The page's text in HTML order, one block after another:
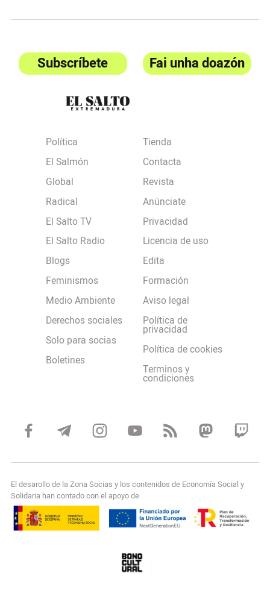
Subscríbete Fai unha doazón
Política
El Salmón
Global
Radical
El Salto TV
El Salto Radio
Blogs
Feminismos
Medio Ambiente
Derechos sociales
Solo para socias
Boletines
Tienda
Contacta
Revista
Anúnciate
Privacidad
Licencia de uso
Edita
Formación
Aviso legal
Política de
privacidad
Política de cookies
Terminos y
condiciones
El desarollo de la Zona Socias y los contenidos de Economía Social y
Solidaria han contado con el apoyo de